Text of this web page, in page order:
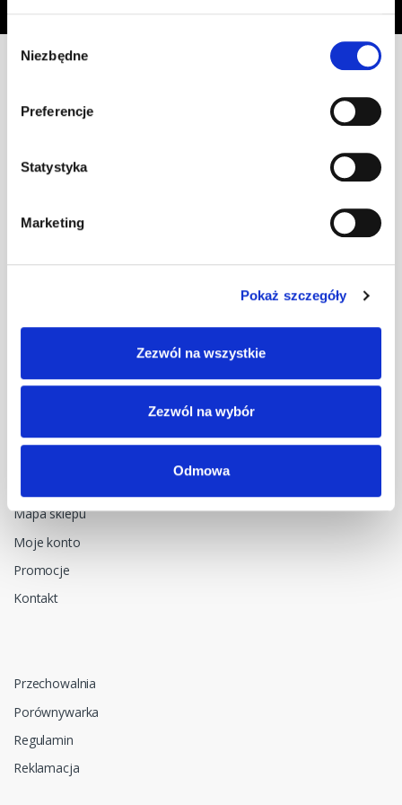
Wybór
zgody
Niezbędne
Preferencje
Statystyka
Marketing
Pokaż szczegóły
Zezwól na wszystkie
Zezwól na wybór
Odmowa
Masz pytania? Skontaktuj się z nami!
Nasz adres e-mail
Menu główne
Mapa sklepu
Moje konto
Promocje
Kontakt
Przechowalnia
Porównywarka
Regulamin
Reklamacja